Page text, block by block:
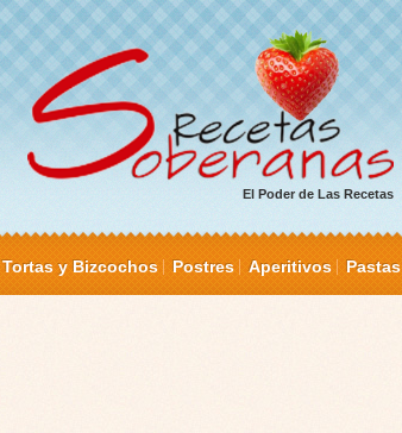
El Poder de Las Recetas
Tortas y Bizcochos Postres Aperitivos Pastas